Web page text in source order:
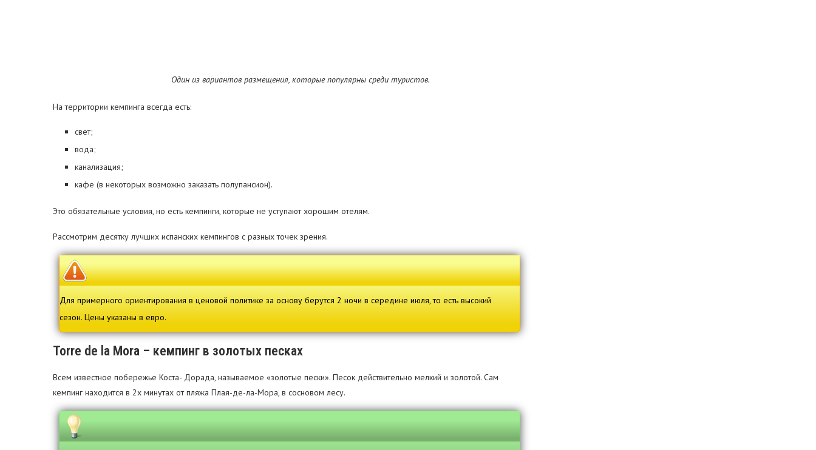
Один из вариантов размещения, которые популярны среди туристов.
На территории кемпинга всегда есть:
свет;
вода;
канализация;
кафе (в некоторых возможно заказать полупансион).
Это обязательные условия, но есть кемпинги, которые не уступают хорошим отелям.
Рассмотрим десятку лучших испанских кемпингов с разных точек зрения.
Для примерного ориентирования в ценовой политике за основу берутся 2 ночи в середине июля, то есть высокий
сезон. Цены указаны в евро.
Torre de la Mora – кемпинг в золотых песках
Всем известное побережье Коста- Дорада, называемое «золотые пески». Песок действительно мелкий и золотой. Сам
кемпинг находится в 2х минутах от пляжа Плая-де-ла-Мора, в сосновом лесу.